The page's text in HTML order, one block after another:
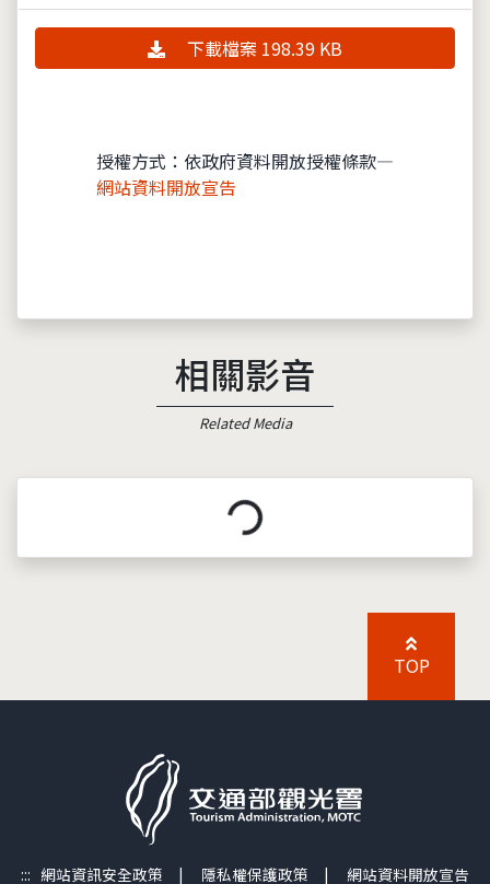
下載檔案 198.39 KB
授權方式：依政府資料開放授權條款—
網站資料開放宣告
相關影音
Related Media
載入中...
TOP
::: 網站資訊安全政策 | 隱私權保護政策 | 網站資料開放宣告